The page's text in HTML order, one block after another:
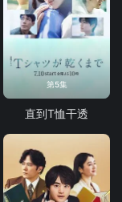
第5集
直到T恤干透